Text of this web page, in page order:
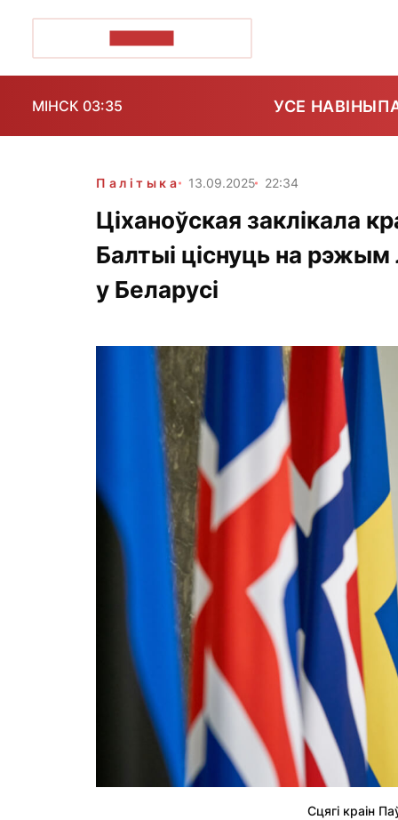
МІНСК 03:35 УСЕ НАВІНЫ
Палітыка 13.09.2025 22:34
Ціханоўская заклікала
Балтыі ціснуць на
у Беларусі
Сцягі краін